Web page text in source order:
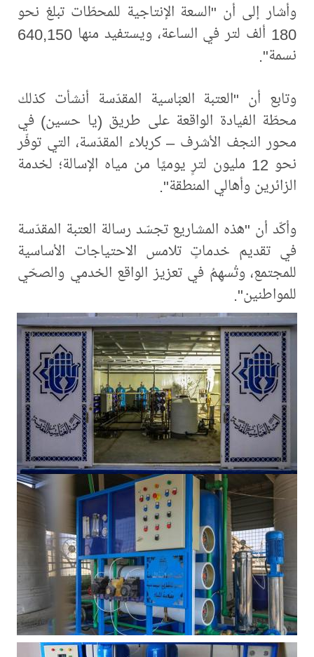
وأشار إلى أن "السعة الإنتاجية للمحطّات تبلغ نحو
180 ألف لتر في الساعة، ويستفيد منها 640,150
نسمة".
وتابع أن "العتبة العبّاسية المقدّسة أنشأت كذلك
محطّة الفيادة الواقعة على طريق (يا حسين) في
محور النجف الأشرف – كربلاء المقدّسة، التي توفّر
نحو 12 مليون لترٍ يوميًا من مياه الإسالة؛ لخدمة
الزائرين وأهالي المنطقة".
وأكّد أن "هذه المشاريع تجسّد رسالة العتبة المقدّسة
في تقديم خدماتٍ تلامس الاحتياجات الأساسية
للمجتمع، وتُسهِمُ في تعزيز الواقع الخدمي والصحّي
للمواطنين".